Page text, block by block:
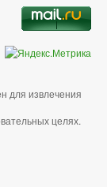
для извлечения
целях.